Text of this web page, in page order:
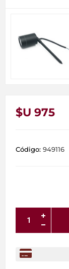
$U 975
Código: 949116